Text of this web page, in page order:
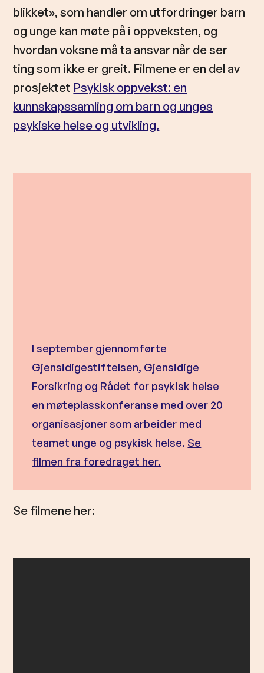
blikket», som handler om utfordringer barn
og unge kan møte på i oppveksten, og
hvordan voksne må ta ansvar når de ser
ting som ikke er greit. Filmene er en del av
prosjektet Psykisk oppvekst: en
kunnskapssamling om barn og unges
psykiske helse og utvikling.
I september gjennomførte
Gjensidigestiftelsen, Gjensidige
Forsikring og Rådet for psykisk helse
en møteplasskonferanse med over 20
organisasjoner som arbeider med
teamet unge og psykisk helse. Se
filmen fra foredraget her.
Se filmene her: